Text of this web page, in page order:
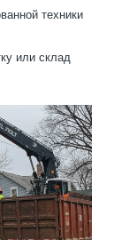
техники
или склад